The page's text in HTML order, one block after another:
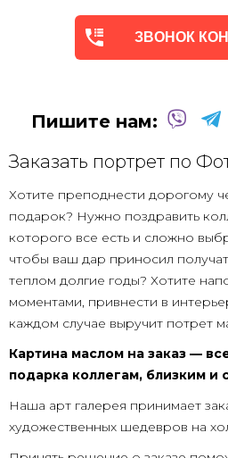
ЗВОНОК
Пишите нам:
Заказать портрет по
Хотите преподнести дорогому
подарок? Нужно поздравить
которого все есть и сложно
чтобы ваш дар приносил
теплом долгие годы? Хотите
моментами, привнести в
каждом случае выручит потрет
Картина маслом на заказ —
подарка коллегам, близким и
Наша арт галерея принимает
художественных шедевров на